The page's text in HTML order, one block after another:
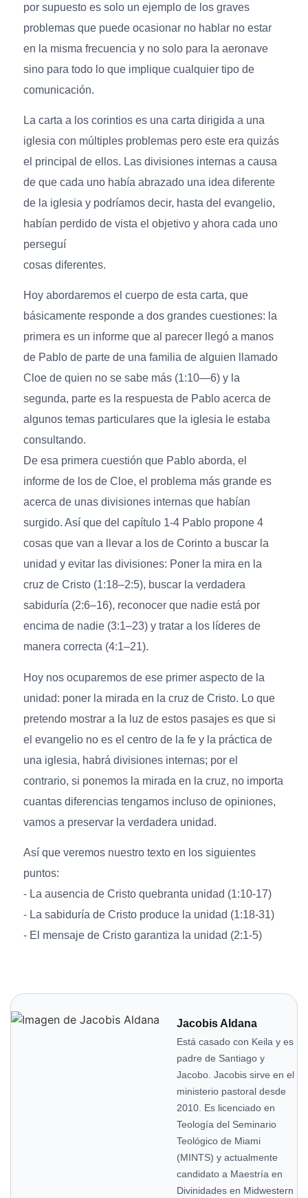
por supuesto es solo un ejemplo de los graves
problemas que puede ocasionar no hablar no estar
en la misma frecuencia y no solo para la aeronave
sino para todo lo que implique cualquier tipo de
comunicación.
La carta a los corintios es una carta dirigida a una
iglesia con múltiples problemas pero este era quizás
el principal de ellos. Las divisiones internas a causa
de que cada uno había abrazado una idea diferente
de la iglesia y podríamos decir, hasta del evangelio,
habían perdido de vista el objetivo y ahora cada uno
perseguí
cosas diferentes.
Hoy abordaremos el cuerpo de esta carta, que
básicamente responde a dos grandes cuestiones: la
primera es un informe que al parecer llegó a manos
de Pablo de parte de una familia de alguien llamado
Cloe de quien no se sabe más (1:10—6) y la
segunda, parte es la respuesta de Pablo acerca de
algunos temas particulares que la iglesia le estaba
consultando.
De esa primera cuestión que Pablo aborda, el
informe de los de Cloe, el problema más grande es
acerca de unas divisiones internas que habían
surgido. Así que del capítulo 1-4 Pablo propone 4
cosas que van a llevar a los de Corinto a buscar la
unidad y evitar las divisiones: Poner la mira en la
cruz de Cristo (1:18–2:5), buscar la verdadera
sabiduría (2:6–16), reconocer que nadie está por
encima de nadie (3:1–23) y tratar a los líderes de
manera correcta (4:1–21).
Hoy nos ocuparemos de ese primer aspecto de la
unidad: poner la mirada en la cruz de Cristo. Lo que
pretendo mostrar a la luz de estos pasajes es que si
el evangelio no es el centro de la fe y la práctica de
una iglesia, habrá divisiones internas; por el
contrario, si ponemos la mirada en la cruz, no importa
cuantas diferencias tengamos incluso de opiniones,
vamos a preservar la verdadera unidad.
Así que veremos nuestro texto en los siguientes
puntos:
⁃ La ausencia de Cristo quebranta unidad (1:10-17)
⁃ La sabiduría de Cristo produce la unidad (1:18-31)
⁃ El mensaje de Cristo garantiza la unidad (2:1-5)
Jacobis Aldana
Está casado con Keila y es
padre de Santiago y
Jacobo. Jacobis sirve en el
ministerio pastoral desde
2010. Es licenciado en
Teología del Seminario
Teológico de Miami
(MINTS) y actualmente
candidato a Maestría en
Divinidades en Midwestern